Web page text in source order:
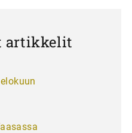
artikkelit